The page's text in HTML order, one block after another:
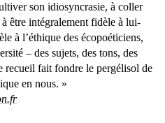
son idiosyncrasie, à coller
être intégralement fidèle à lui-
à l’éthique des écopoéticiens,
– des sujets, des tons, des
fait fondre le pergélisol de
en nous. »